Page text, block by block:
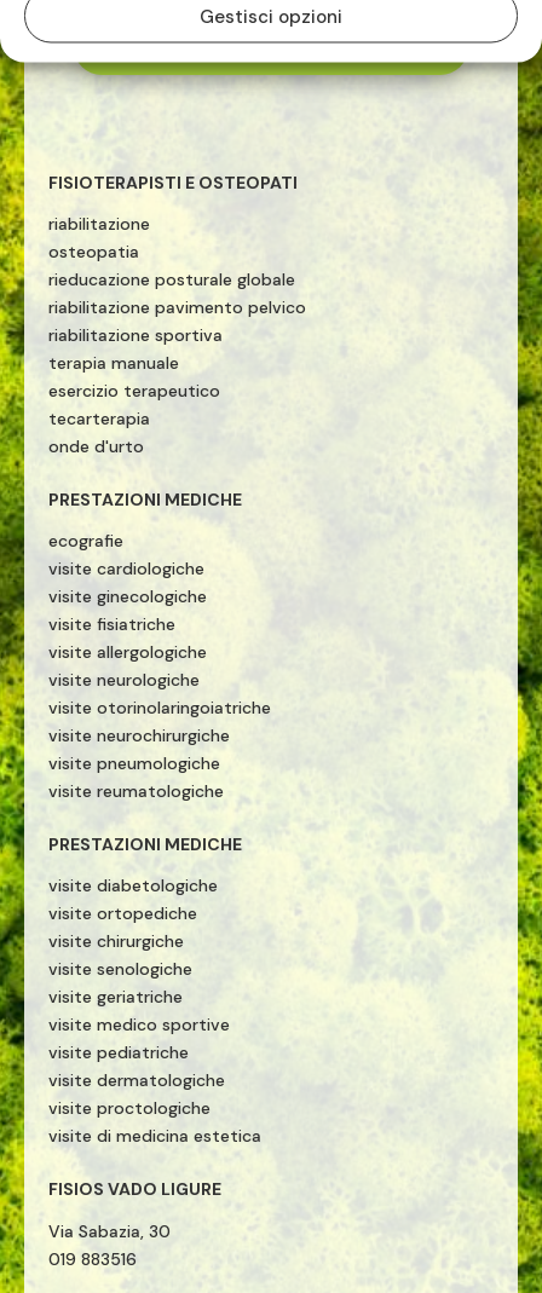
Gestisci opzioni
 TEL. 019.883516
FISIOTERAPISTI E OSTEOPATI
riabilitazione
osteopatia
rieducazione posturale globale
riabilitazione pavimento pelvico
riabilitazione sportiva
terapia manuale
esercizio terapeutico
tecarterapia
onde d'urto
PRESTAZIONI MEDICHE
ecografie
visite cardiologiche
visite ginecologiche
visite fisiatriche
visite allergologiche
visite neurologiche
visite otorinolaringoiatriche
visite neurochirurgiche
visite pneumologiche
visite reumatologiche
PRESTAZIONI MEDICHE
visite diabetologiche
visite ortopediche
visite chirurgiche
visite senologiche
visite geriatriche
visite medico sportive
visite pediatriche
visite dermatologiche
visite proctologiche
visite di medicina estetica
FISIOS VADO LIGURE
Via Sabazia, 30
019 883516